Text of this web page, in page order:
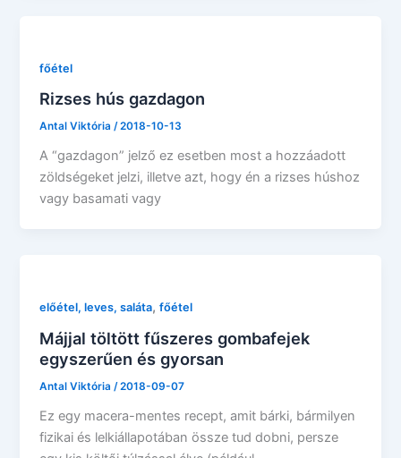
főétel
Rizses hús gazdagon
Antal Viktória/2018-10-13
A “gazdagon” jelző ez esetben most a hozzáadott
zöldségeket jelzi, illetve azt, hogy én a rizses húshoz
vagy basamati vagy
előétel, leves, saláta,főétel
Májjal töltött fűszeres gombafejek
egyszerűen és gyorsan
Antal Viktória /2018-09-07
Ez egy macera-mentes recept, amit bárki, bármilyen
fizikai és lelkiállapotában össze tud dobni, persze